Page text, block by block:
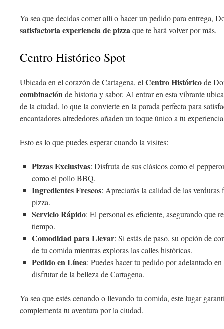
Ya sea que decidas comer allí o hacer un pedido para entrega,
satisfactoria experiencia de pizzaque te hará volver por más.
Centro Histórico Spot
Ubicada en el corazón de Cartagena, el Centro Históricode
combinaciónde historia y sabor. Al entrar en esta vibrante
de la ciudad, lo que la convierte en la parada perfecta para
encantadores alrededores añaden un toque único a tu
Esto es lo que puedes esperar cuando la visites:
Pizzas Exclusivas: Disfruta de sus clásicos como el
como el pollo BBQ.
Ingredientes Frescos: Apreciarás la calidad de las
pizza.
Servicio Rápido: El personal es eficiente, asegurando que
tiempo.
Comodidad para Llevar: Si estás de paso, su opción de
de tu comida mientras exploras las calles históricas.
Pedido en Línea: Puedes hacer tu pedido por adelantado
disfrutar de la belleza de Cartagena.
Ya sea que estés cenando o llevando tu comida, este lugar
complementa tu aventura por la ciudad.